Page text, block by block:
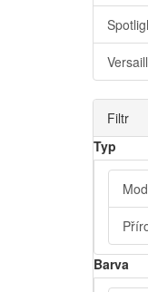
Filtr
Typ
Barva